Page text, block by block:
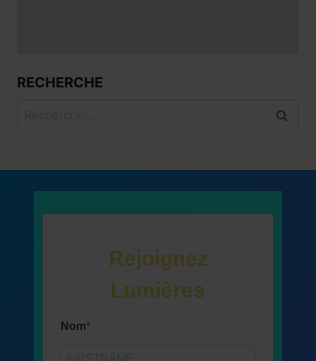
RECHERCHE
Rejoignez
Lumières
Nom